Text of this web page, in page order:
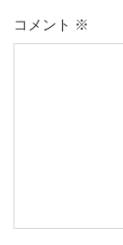
コメント ※